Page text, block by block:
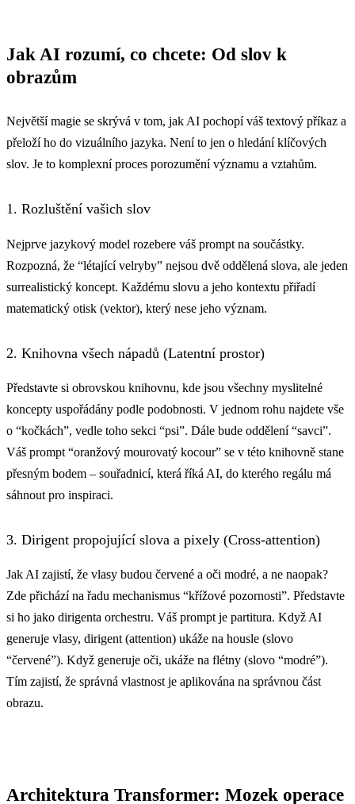
Jak AI rozumí, co chcete: Od slov k
obrazům
Největší magie se skrývá v tom, jak AI pochopí váš textový příkaz a
přeloží ho do vizuálního jazyka. Není to jen o hledání klíčových
slov. Je to komplexní proces porozumění významu a vztahům.
1. Rozluštění vašich slov
Nejprve jazykový model rozebere váš prompt na součástky.
Rozpozná, že “létající velryby” nejsou dvě oddělená slova, ale jeden
surrealistický koncept. Každému slovu a jeho kontextu přiřadí
matematický otisk (vektor), který nese jeho význam.
2. Knihovna všech nápadů (Latentní prostor)
Představte si obrovskou knihovnu, kde jsou všechny myslitelné
koncepty uspořádány podle podobnosti. V jednom rohu najdete vše
o “kočkách”, vedle toho sekci “psi”. Dále bude oddělení “savci”.
Váš prompt “oranžový mourovatý kocour” se v této knihovně stane
přesným bodem – souřadnicí, která říká AI, do kterého regálu má
sáhnout pro inspiraci.
3. Dirigent propojující slova a pixely (Cross-attention)
Jak AI zajistí, že vlasy budou červené a oči modré, a ne naopak?
Zde přichází na řadu mechanismus “křížové pozornosti”. Představte
si ho jako dirigenta orchestru. Váš prompt je partitura. Když AI
generuje vlasy, dirigent (attention) ukáže na housle (slovo
“červené”). Když generuje oči, ukáže na flétny (slovo “modré”).
Tím zajistí, že správná vlastnost je aplikována na správnou část
obrazu.
Architektura Transformer: Mozek operace